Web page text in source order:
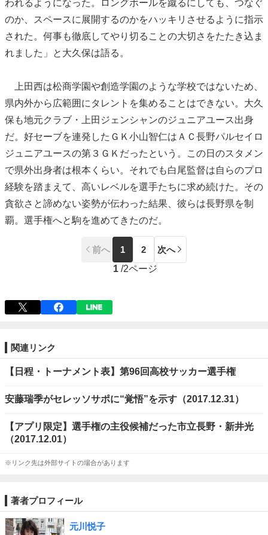
われるようになった。ロングボールを蹴るにしても、つなぐ
のか、スペースに展開するのかをハッキリさせるように指示
された。何事も徹底してやり切ることの大切さをたたき込ま
れました」と大久保は語る。
上田西は松商学園や創造学園のような学校ではないため、
県内外から広範囲にタレントを集めることはできない。大久
保も地元クラブ・上田ジェンシャンのジュニアユース出身
だ。好セーブを連発したＧＫ小山智仁はＡＣ長野パルセイロ
ジュニアユースの第３ＧＫだったという。この日のスタメン
で県外出身者は根本くらい。それでも白尾監督は自らのプロ
経験を踏まえて、高いレベルを選手たちに求め続けた。その
貪欲さと諦めない姿勢が伝わった結果、彼らは長野県を制
覇。選手権へと駒を進めてきたのだ。
前へ 1 2
次へ
1 /2ページ
関連リンク
【日程・トーナメント表】第96回高校サッカー選手権
安藤瑞季がセレッソサポに“覚悟”を示す（2017.12.31）
【アプリ限定】選手権の主役候補だった市立長野・新井光
（2017.12.01）
※リンク先は外部サイトの場合があります
著者プロフィール
元川悦子